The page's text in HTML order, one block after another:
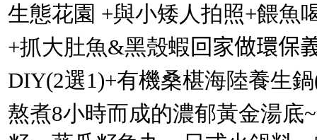
生態花園 +與小矮人拍照+餵魚
+抓大肚魚&黑殼蝦 回家做環保
DIY(2選1)+有機桑椹海陸養生鍋
熬煮8小時而成的濃郁黃金湯底~